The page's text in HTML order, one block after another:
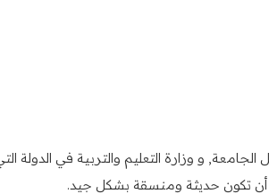
و وزارة التعليم والتربية في الدولة
أن تكون حديثة ومنسقة بشكل جيد.